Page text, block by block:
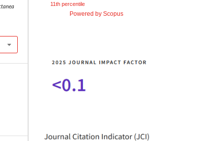
11th percentile
Powered by Scopus